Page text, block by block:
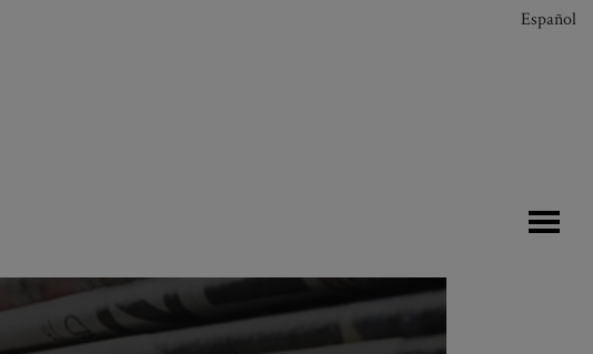
Español